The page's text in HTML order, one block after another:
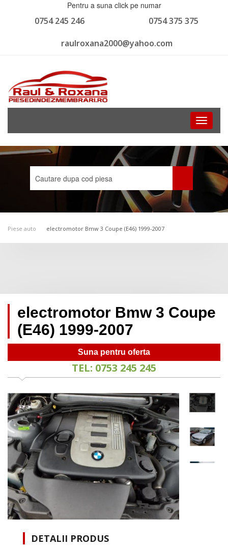
Pentru a suna click pe numar
0754 375 375
0754 245 246
raulroxana2000@yahoo.com
Toggle
Piese auto electromotor Bmw 3 Coupe (E46) 1999-2007
electromotor Bmw 3 Coupe
(E46) 1999-2007
Suna pentru oferta
TEL: 0753 245 245
DETALII PRODUS